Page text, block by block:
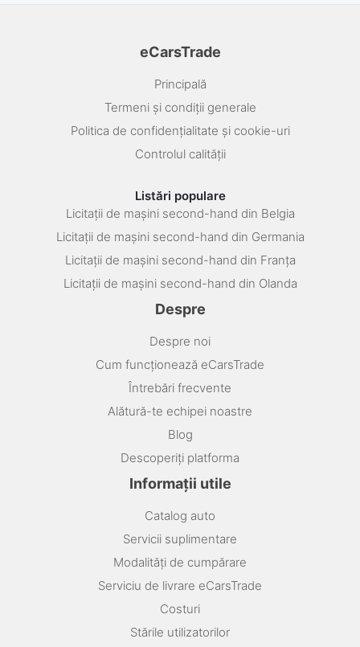
eCarsTrade
Principală
Termeni și condiții generale
Politica de confidențialitate și cookie-uri
Controlul calității
Listări populare
Licitații de mașini second-hand din Belgia
Licitații de mașini second-hand din Germania
Licitații de mașini second-hand din Franța
Licitații de mașini second-hand din Olanda
Despre
Despre noi
Cum funcționează eCarsTrade
Întrebări frecvente
Alătură-te echipei noastre
Blog
Descoperiți platforma
Informații utile
Catalog auto
Servicii suplimentare
Modalități de cumpărare
Serviciu de livrare eCarsTrade
Costuri
Stările utilizatorilor